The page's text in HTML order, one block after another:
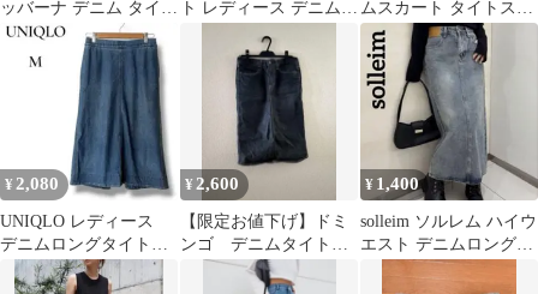
ッバーナ デニム タイト
スカート
ト レディース デニムス ムスカート タイトスカ
ート 膝丈スカート ブル
ー系
¥ 2,080
UNIQLO レディース
デニムロングタイトス
カート Mサイズ ウエ
ストゴム
¥ 2,600
【限定お値下げ】ドミ
ンゴ デニムタイトス
カート ダークブルー
¥ 1,400
solleim ソルレム ハイウ
エスト デニムロングタ
イトスカート M